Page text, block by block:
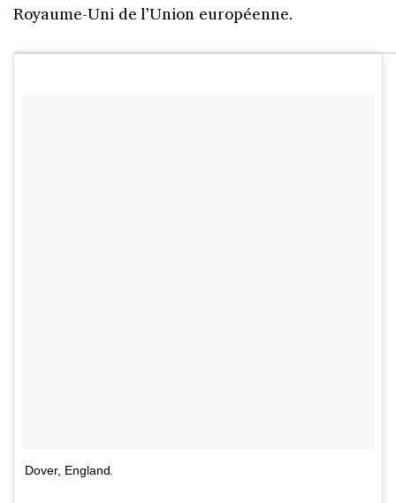
Royaume-Uni de l’Union européenne.
Dover, England.